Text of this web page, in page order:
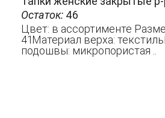
Остаток: 46
Цвет: в ассортименте
41Материал верха:
подошвы: микропористая ..